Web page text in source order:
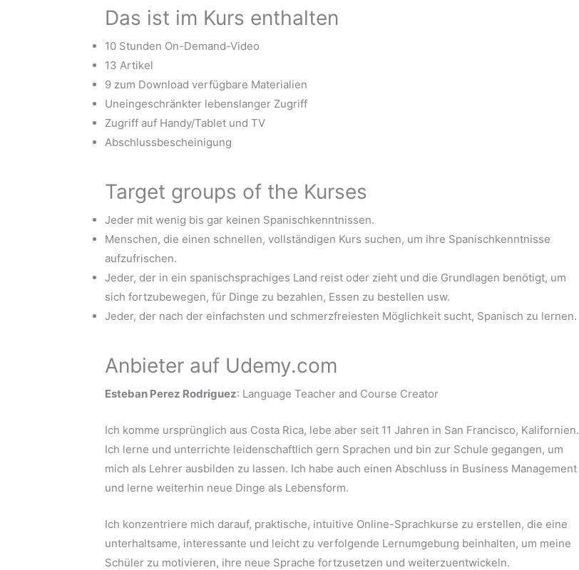
Das ist im Kurs enthalten
10 Stunden On-Demand-Video
13 Artikel
9 zum Download verfügbare Materialien
Uneingeschränkter lebenslanger Zugriff
Zugriff auf Handy/Tablet und TV
Abschlussbescheinigung
Target groups of the Kurses
Jeder mit wenig bis gar keinen Spanischkenntnissen.
Menschen, die einen schnellen, vollständigen Kurs suchen, um ihre Spanischkenntnisse
aufzufrischen.
Jeder, der in ein spanischsprachiges Land reist oder zieht und die Grundlagen benötigt, um
sich fortzubewegen, für Dinge zu bezahlen, Essen zu bestellen usw.
Jeder, der nach der einfachsten und schmerzfreiesten Möglichkeit sucht, Spanisch zu lernen.
Anbieter auf Udemy.com
Esteban Perez Rodriguez: Language Teacher and Course Creator
Ich komme ursprünglich aus Costa Rica, lebe aber seit 11 Jahren in San Francisco, Kalifornien.
Ich lerne und unterrichte leidenschaftlich gern Sprachen und bin zur Schule gegangen, um
mich als Lehrer ausbilden zu lassen. Ich habe auch einen Abschluss in Business Management
und lerne weiterhin neue Dinge als Lebensform.
Ich konzentriere mich darauf, praktische, intuitive Online-Sprachkurse zu erstellen, die eine
unterhaltsame, interessante und leicht zu verfolgende Lernumgebung beinhalten, um meine
Schüler zu motivieren, ihre neue Sprache fortzusetzen und weiterzuentwickeln.